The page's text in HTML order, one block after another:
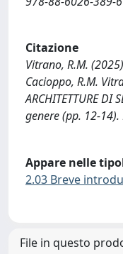
Citazione
Vitrano, R.M.
Cacioppo, R.M.
ARCHITETTURE
genere (pp. 12-
Appare nelle
2.03 Breve
File in questo